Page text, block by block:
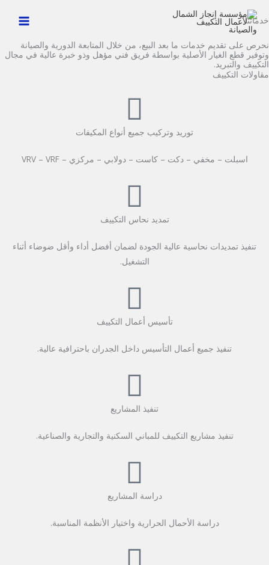
تخطي
إلى
المحتوى
خدماتنا
نحرص على تقديم خدمات ما بعد البيع، من خلال المتابعة الدورية والصيانة
وتوفير قطع الغيار الأصلية بواسطة فريق فني مؤهل وذو خبرة عالية في مجال
التكييف والتبريد.
مقاولات التكييف
توريد وتركيب جميع أنواع المكيفات
اسبلت – مخفي – دكت – كاست – دولابي – مركزي – VRV – VRF
تمديد نحاس التكييف
تنفيذ تمديدات نحاسية عالية الجودة لضمان أفضل أداء وأقل ضوضاء أثناء
التشغيل.
تأسيس أعمال التكييف
تنفيذ جميع أعمال التأسيس داخل الجدران باحترافية عالية.
تنفيذ المشاريع
تنفيذ مشاريع التكييف للمباني السكنية والتجارية والصناعية.
دراسة المشاريع
دراسة الأحمال الحرارية واختيار الأنظمة المناسبة.